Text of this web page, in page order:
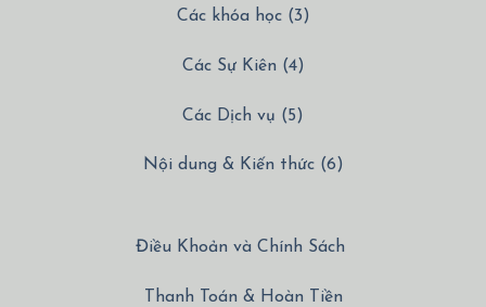
Các khóa học (3)
Các Sự Kiên (4)
Các Dịch vụ (5)
Nội dung & Kiến thức (6)
Điều Khoản và Chính Sách
Thanh Toán & Hoàn Tiền